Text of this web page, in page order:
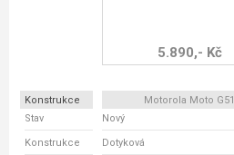
5.890,- Kč
Konstrukce Motorola Moto G51
Stav
Nový
Konstrukce Dotyková